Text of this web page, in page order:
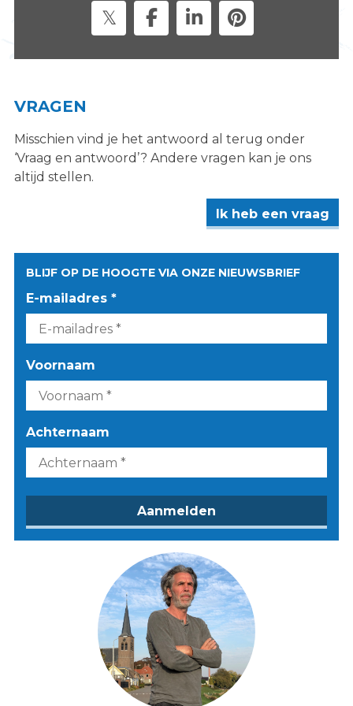
VRAGEN
Misschien vind je het antwoord al terug onder
‘Vraag en antwoord’? Andere vragen kan je ons
altijd stellen.
Ik heb een vraag
BLIJF OP DE HOOGTE VIA ONZE NIEUWSBRIEF
E-mailadres *
Voornaam
Achternaam